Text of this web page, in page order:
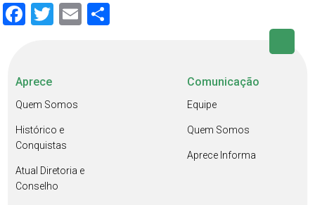
Facebook
Twitter
Email
Aprece
Quem Somos
Histórico e
Conquistas
Atual Diretoria e
Conselho
Comunicação
Equipe
Quem Somos
Aprece Informa